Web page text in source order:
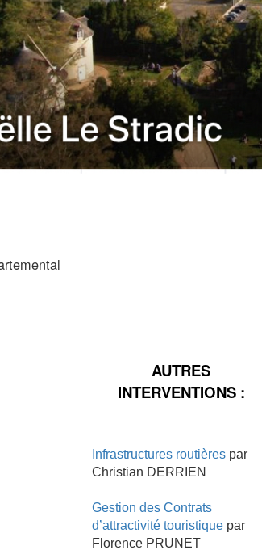
AUTRES
INTERVENTIONS :
Infrastructures routières par
Christian DERRIEN
Gestion des Contrats
d’attractivité touristique par
Florence PRUNET